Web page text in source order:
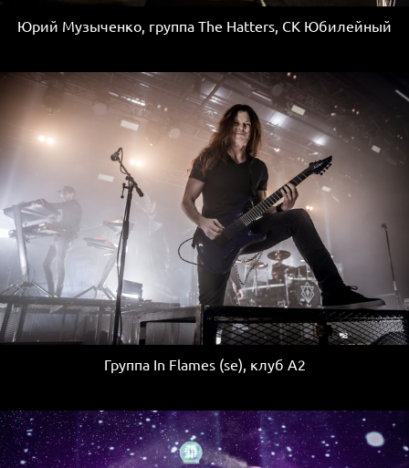
Юрий Музыченко, группа The Hatters, СК Юбилейный
Группа In Flames (se), клуб A2